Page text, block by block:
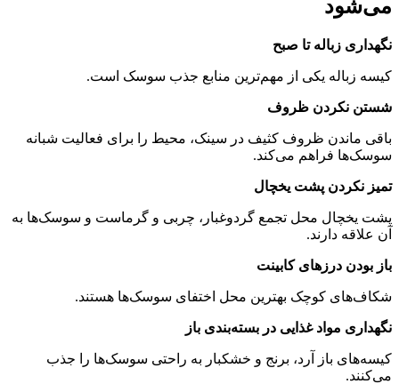
می‌شود
نگهداری زباله تا صبح
کیسه زباله یکی از مهم‌ترین منابع جذب سوسک است.
شستن نکردن ظروف
باقی ماندن ظروف کثیف در سینک، محیط را برای فعالیت شبانه
سوسک‌ها فراهم می‌کند.
تمیز نکردن پشت یخچال
پشت یخچال محل تجمع گردوغبار، چربی و گرماست و سوسک‌ها به
آن علاقه دارند.
باز بودن درزهای کابینت
شکاف‌های کوچک بهترین محل اختفای سوسک‌ها هستند.
نگهداری مواد غذایی در بسته‌بندی باز
کیسه‌های باز آرد، برنج و خشکبار به راحتی سوسک‌ها را جذب
می‌کنند.